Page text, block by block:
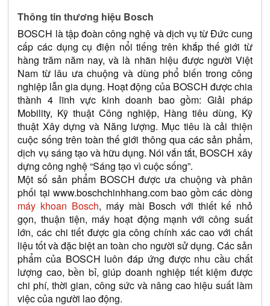
Thông tin thương hiệu Bosch
BOSCH là tập đoàn công nghệ và dịch vụ từ Đức cung
cấp các dụng cụ điện nổi tiếng trên khắp thế giới từ
hàng trăm năm nay, và là nhãn hiệu được người Việt
Nam từ lâu ưa chuộng và dùng phổ biến trong công
nghiệp lẫn gia dụng. Hoạt động của BOSCH được chia
thành 4 lĩnh vực kinh doanh bao gồm: Giải pháp
Mobility, Kỹ thuật Công nghiệp, Hàng tiêu dùng, Kỹ
thuật Xây dựng và Năng lượng. Mục tiêu là cải thiện
cuộc sống trên toàn thế giới thông qua các sản phẩm,
dịch vụ sáng tạo và hữu dụng. Nói vắn tắt, BOSCH xây
dựng công nghệ “Sáng tạo vì cuộc sống”.
Một số sản phẩm BOSCH được ưa chuộng và phân
phối tại www.boschchinhhang.com
máy khoan Bosch, máy mài Bosch với thiết kế nhỏ
gọn, thuận tiện, máy hoạt động mạnh với công suất
lớn, các chi tiết được gia công chính xác cao với chất
liệu tốt và đặc biệt an toàn cho người sử dụng. Các sản
phẩm của BOSCH luôn đáp ứng được nhu cầu chất
lượng cao, bền bỉ, giúp doanh nghiệp tiết kiệm được
chi phí, thời gian, công sức và nâng cao hiệu suất làm
việc của người lao động.